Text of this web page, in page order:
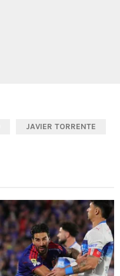
JAVIER TORRENTE